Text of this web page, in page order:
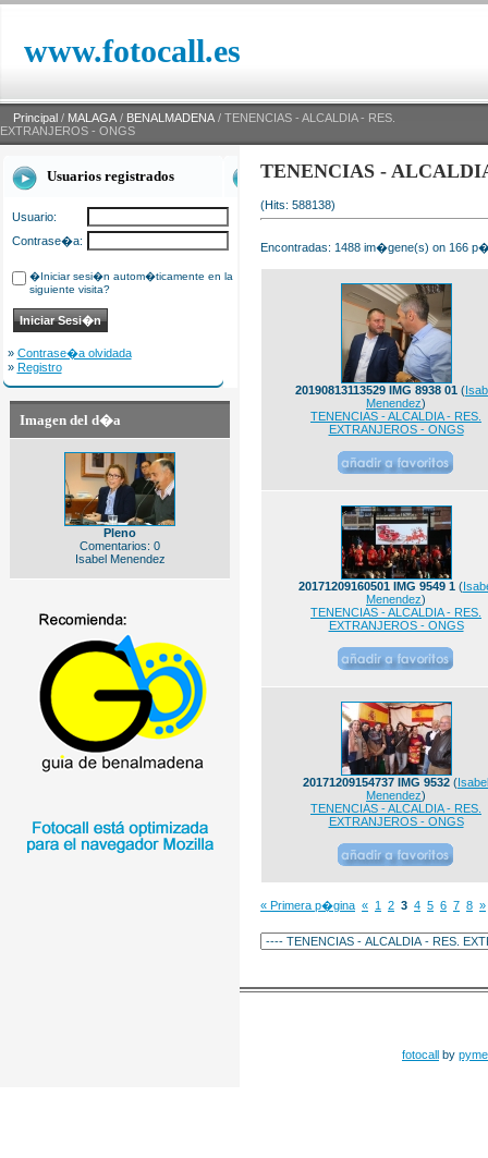
www.fotocall.es
Principal / MALAGA / BENALMADENA / TENENCIAS - ALCALDIA - RES.
EXTRANJEROS - ONGS
Usuarios registrados
Usuario:
Contrase�a:
�Iniciar sesi�n autom�ticamente en la
siguiente visita?
» Contrase�a olvidada
» Registro
Imagen del d�a
Pleno
Comentarios: 0
Isabel Menendez
TENENCIAS -
(Hits: 588138)
Encontradas: 1488 im�gene(s) on 166
20190813113529 IMG 8938 01 (
Menendez)
TENENCIAS - ALCALDIA - RES.
EXTRANJEROS - ONGS
20171209160501 IMG 9549 1(
Menendez)
TENENCIAS - ALCALDIA - RES.
EXTRANJEROS - ONGS
20171209154737 IMG 9532 (Isabel
Menendez)
TENENCIAS - ALCALDIA - RES.
EXTRANJEROS - ONGS
« Primera p�gina « 1 2 3 4 5 6 7 8 »
fotocall by